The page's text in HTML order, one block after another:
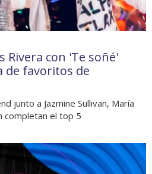
Rivera con 'Te soñé'
de favoritos de
junto a Jazmine Sullivan, María
completan el top 5